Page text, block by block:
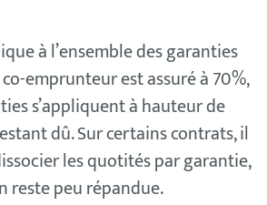
à l’ensemble des garanties
emprunteur est assuré à 70%,
s’appliquent à hauteur de
dû. Sur certains contrats, il
les quotités par garantie,
reste peu répandue.